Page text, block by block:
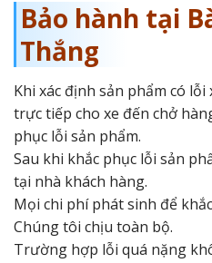
Bảo hành tại
Thắng
Khi xác định sản phẩm có
trực tiếp cho xe đến chở
phục lỗi sản phẩm.
Sau khi khắc phục lỗi sản
tại nhà khách hàng.
Mọi chi phí phát sinh để
Chúng tôi chịu toàn bộ.
Trường hợp lỗi quá nặng